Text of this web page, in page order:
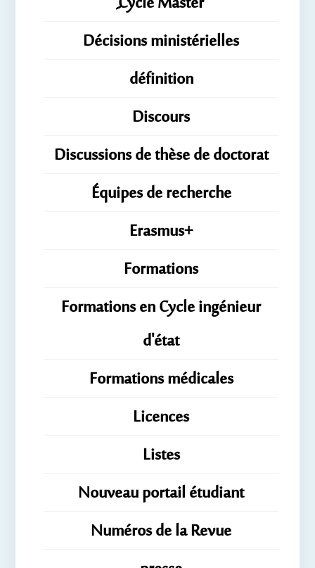
Décisions ministérielles
définition
Discours
Discussions de thèse de doctorat
Équipes de recherche
Erasmus+
Formations
Formations en Cycle ingénieur
d'état
Formations médicales
Licences
Listes
Nouveau portail étudiant
Numéros de la Revue